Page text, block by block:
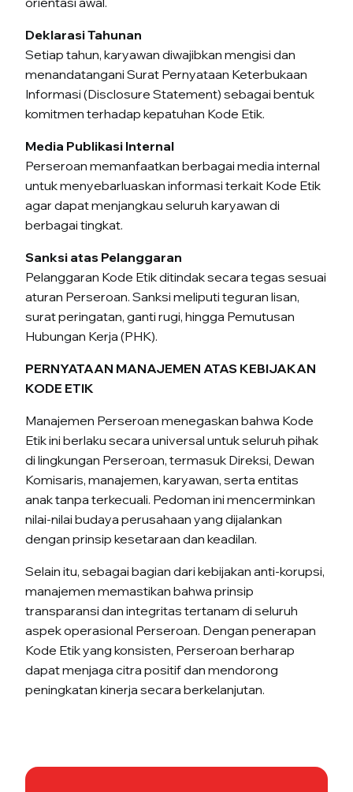
Deklarasi Tahunan
Setiap tahun, karyawan diwajibkan mengisi dan
menandatangani Surat Pernyataan Keterbukaan
Informasi (Disclosure Statement) sebagai bentuk
komitmen terhadap kepatuhan Kode Etik.
Media Publikasi Internal
Perseroan memanfaatkan berbagai media internal
untuk menyebarluaskan informasi terkait Kode Etik
agar dapat menjangkau seluruh karyawan di
berbagai tingkat.
Sanksi atas Pelanggaran
Pelanggaran Kode Etik ditindak secara tegas sesuai
aturan Perseroan. Sanksi meliputi teguran lisan,
surat peringatan, ganti rugi, hingga Pemutusan
Hubungan Kerja (PHK).
PERNYATAAN MANAJEMEN ATAS KEBIJAKAN
KODE ETIK
Manajemen Perseroan menegaskan bahwa Kode
Etik ini berlaku secara universal untuk seluruh pihak
di lingkungan Perseroan, termasuk Direksi, Dewan
Komisaris, manajemen, karyawan, serta entitas
anak tanpa terkecuali. Pedoman ini mencerminkan
nilai-nilai budaya perusahaan yang dijalankan
dengan prinsip kesetaraan dan keadilan.
Selain itu, sebagai bagian dari kebijakan anti-korupsi,
manajemen memastikan bahwa prinsip
transparansi dan integritas tertanam di seluruh
aspek operasional Perseroan. Dengan penerapan
Kode Etik yang konsisten, Perseroan berharap
dapat menjaga citra positif dan mendorong
peningkatan kinerja secara berkelanjutan.